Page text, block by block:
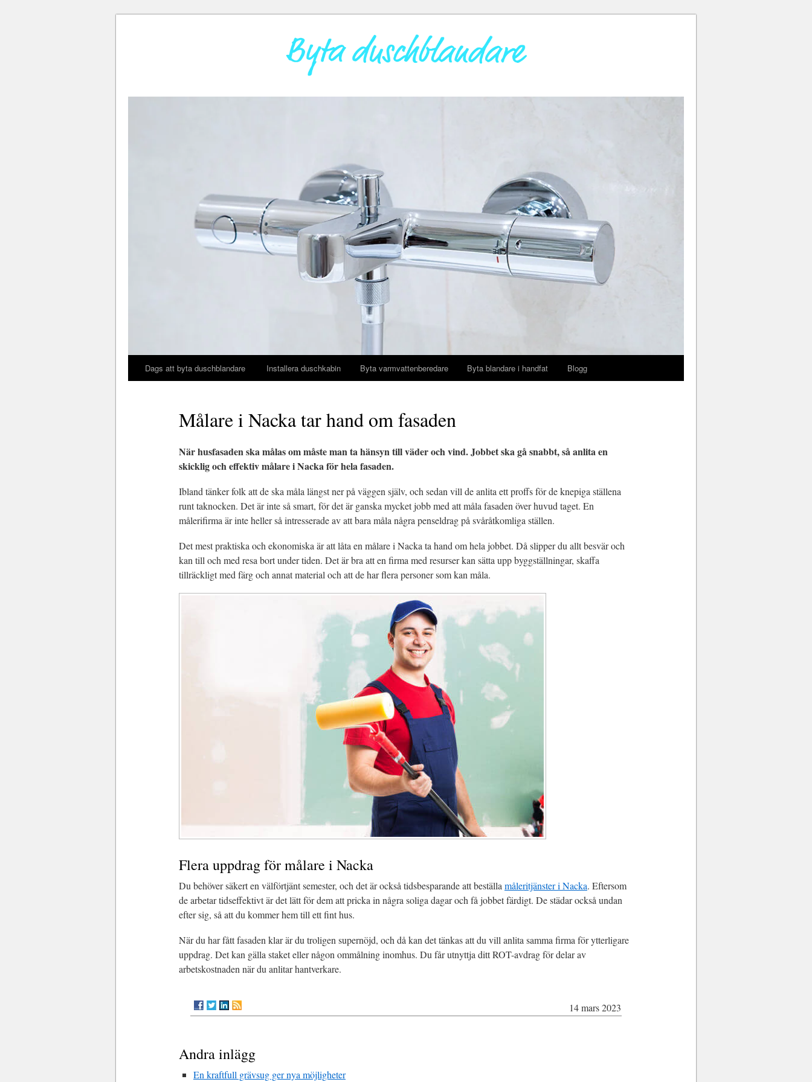
Dags att byta duschblandare Installera duschkabin Byta varmvattenberedare Byta blandare i handfat Blogg
Målare i Nacka tar hand om fasaden
När husfasaden ska målas om måste man ta hänsyn till väder och vind. Jobbet ska gå snabbt, så anlita en
skicklig och effektiv målare i Nacka för hela fasaden.
Ibland tänker folk att de ska måla längst ner på väggen själv, och sedan vill de anlita ett proffs för de knepiga ställena
runt taknocken. Det är inte så smart, för det är ganska mycket jobb med att måla fasaden över huvud taget. En
målerifirma är inte heller så intresserade av att bara måla några penseldrag på svåråtkomliga ställen.
Det mest praktiska och ekonomiska är att låta en målare i Nacka ta hand om hela jobbet. Då slipper du allt besvär och
kan till och med resa bort under tiden. Det är bra att en firma med resurser kan sätta upp byggställningar, skaffa
tillräckligt med färg och annat material och att de har flera personer som kan måla.
Flera uppdrag för målare i Nacka
Du behöver säkert en välförtjänt semester, och det är också tidsbesparande att beställa måleritjänster i Nacka. Eftersom
de arbetar tidseffektivt är det lätt för dem att pricka in några soliga dagar och få jobbet färdigt. De städar också undan
efter sig, så att du kommer hem till ett fint hus.
När du har fått fasaden klar är du troligen supernöjd, och då kan det tänkas att du vill anlita samma firma för ytterligare
uppdrag. Det kan gälla staket eller någon ommålning inomhus. Du får utnyttja ditt ROT-avdrag för delar av
arbetskostnaden när du anlitar hantverkare.
14 mars 2023
Andra inlägg
En kraftfull grävsug ger nya möjligheter